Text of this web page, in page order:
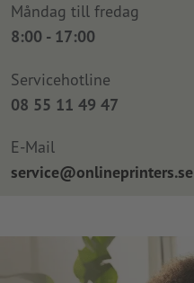
Måndag till fredag
8:00 - 17:00
Servicehotline
08 55 11 49 47
E-Mail
service@onlineprinters.se